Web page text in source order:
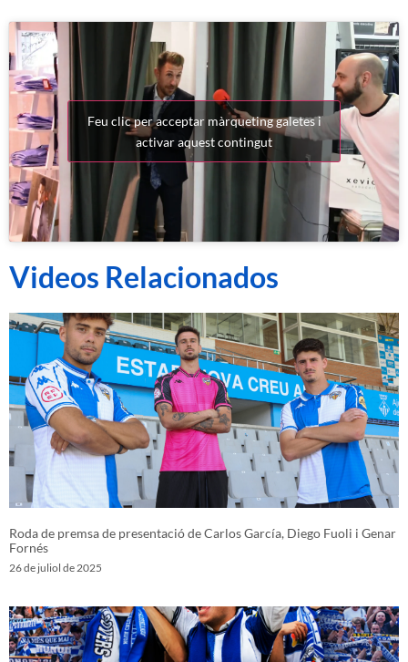
Feu clic per acceptar màrqueting galetes i
activar aquest contingut
Videos Relacionados
Roda de premsa de presentació de Carlos García, Diego Fuoli i Genar
Fornés
26 de juliol de 2025